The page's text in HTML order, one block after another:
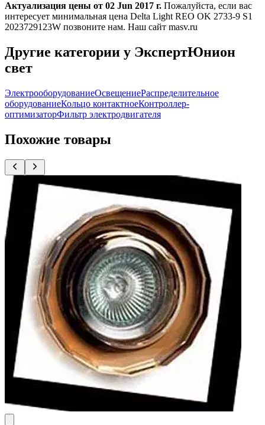
Актуализация цены от 02 Jun 2017 г. Пожалуйста, если вас
интересует минимальная цена Delta Light REO OK 2733-9 S1
2023729123W позвоните нам. Наш сайт masv.ru
Другие категории у ЭкспертЮнион
свет
ЭлектрооборудованиеОсвещениеРаспределительное
оборудованиеКольцо контактноеКонтроллер-
оптимизаторФильтр электродвигателя
Похожие товары